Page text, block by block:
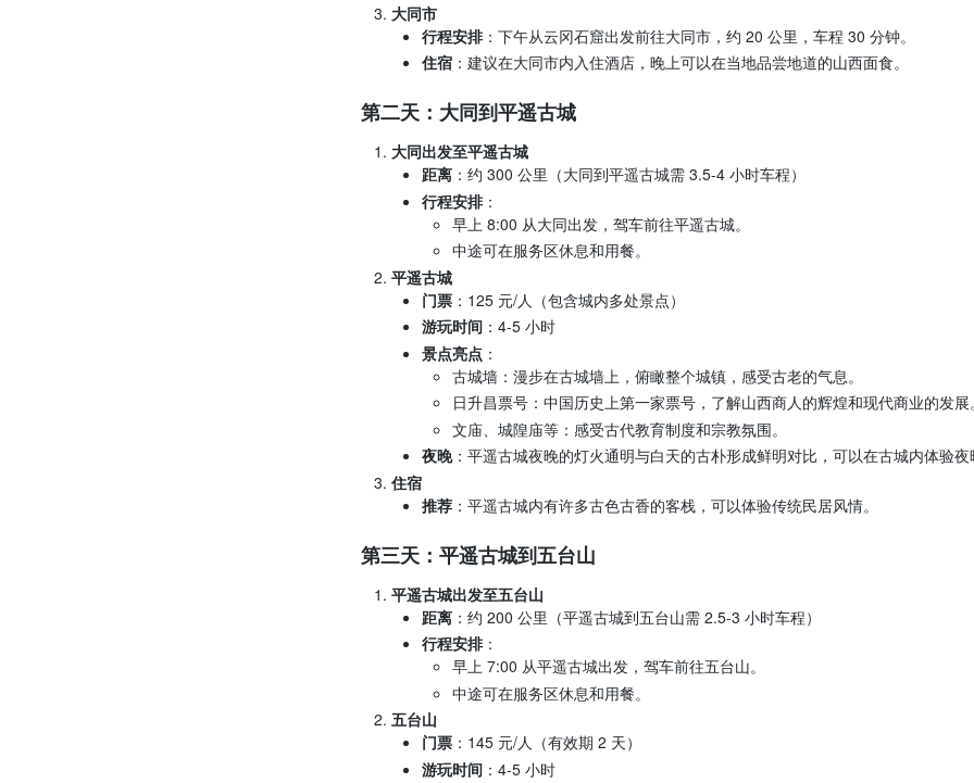
大同市
行程安排：下午从云冈石窟出发前往大同市，约 20 公里，车程 30 分钟。
住宿 ：建议在大同市内入住酒店，晚上可以在当地品尝地道的山西面食。
第二天：大同到平遥古城
大同出发至平遥古城
距离 ：约 300 公里（大同到平遥古城需 3.5-4 小时车程）
行程安排：
早上 8:00 从大同出发，驾车前往平遥古城。
中途可在服务区休息和用餐。
平遥古城
门票 ：125 元/人（包含城内多处景点）
游玩时间 ：4-5 小时
景点亮点 ：
古城墙：漫步在古城墙上，俯瞰整个城镇，感受古老的气息。
日升昌票号：中国历史上第一家票号，了解山西商人的辉煌和现代商业的发展
文庙、城隍庙等：感受古代教育制度和宗教氛围。
夜晚：平遥古城夜晚的灯火通明与白天的古朴形成鲜明对比，可以在古城内体验
住宿
推荐 ：平遥古城内有许多古色古香的客栈，可以体验传统民居风情。
第三天：平遥古城到五台山
平遥古城出发至五台山
距离 ：约 200 公里（平遥古城到五台山需 2.5-3 小时车程）
行程安排：
早上 7:00 从平遥古城出发，驾车前往五台山。
中途可在服务区休息和用餐。
五台山
门票 ：145 元/人（有效期 2 天）
游玩时间 ：4-5 小时